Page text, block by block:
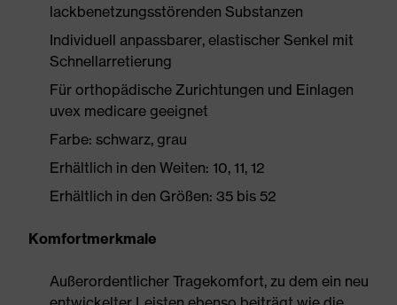
lackbenetzungsstörenden Substanzen
Individuell anpassbarer, elastischer Senkel mit
Schnellarretierung
Für orthopädische Zurichtungen und Einlagen
uvex medicare geeignet
Farbe: schwarz, grau
Erhältlich in den Weiten: 10, 11, 12
Erhältlich in den Größen: 35 bis 52
Komfortmerkmale
Außerordentlicher Tragekomfort, zu dem ein neu